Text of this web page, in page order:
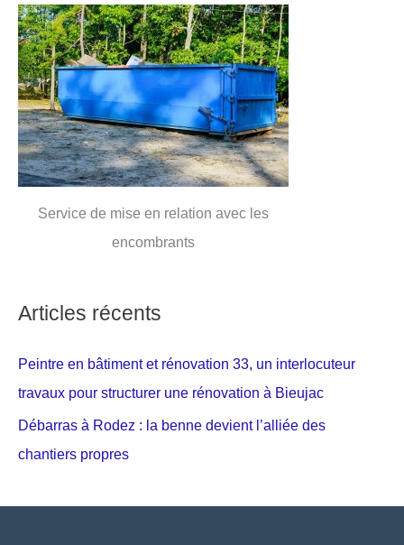
Service de mise en relation avec les
encombrants
Articles récents
Peintre en bâtiment et rénovation 33, un interlocuteur
travaux pour structurer une rénovation à Bieujac
Débarras à Rodez : la benne devient l’alliée des
chantiers propres